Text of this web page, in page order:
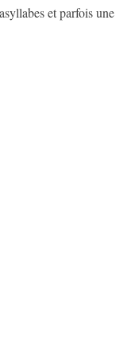
et parfois une